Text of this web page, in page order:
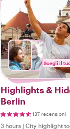
Scegli il
Highlights &
Berlin
137 recensioni
3 hours | City highlight